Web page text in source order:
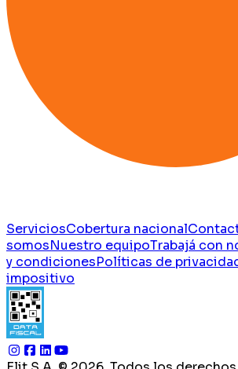
ServiciosCobertura nacional
somosNuestro equipoTrabajá con
y condicionesPolíticas de
impositivo